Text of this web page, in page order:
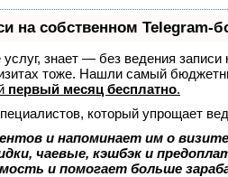
на собственном Telegram-
услуг, знает — без ведения
тоже. Нашли самый
первый месяц бесплатно.
который упрощает
и напоминает им о
чаевые, кэшбэк и
и помогает больше